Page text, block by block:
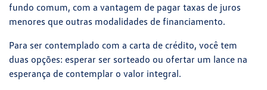
fundo comum, com a vantagem de pagar taxas de juros
menores que outras modalidades de financiamento.
Para ser contemplado com a carta de crédito, você tem
duas opções: esperar ser sorteado ou ofertar um lance na
esperança de contemplar o valor integral.